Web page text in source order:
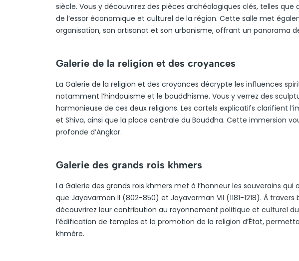
siècle. Vous y découvrirez des pièces archéologiques clés, telles
de l’essor économique et culturel de la région. Cette salle met
organisation, son artisanat et son urbanisme, offrant un panorama
Galerie de la religion et des croyances
La Galerie de la religion et des croyances décrypte les influences
notamment l’hindouisme et le bouddhisme. Vous y verrez des
harmonieuse de ces deux religions. Les cartels explicatifs clarifient
et Shiva, ainsi que la place centrale du Bouddha. Cette immersion
profonde d’Angkor.
Galerie des grands rois khmers
La Galerie des grands rois khmers met à l’honneur les souverains
que Jayavarman II (802-850) et Jayavarman VII (1181-1218). À
découvrirez leur contribution au rayonnement politique et culturel
l’édification de temples et la promotion de la religion d’État,
khmère.